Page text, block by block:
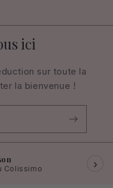
ici
sur toute la
la bienvenue !
Colissimo ›